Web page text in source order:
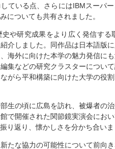
ている点、さらにはIBMスーパ
についても共有されました。
や研究成果をより広く発信す
介しました。同作品は日本語版
海外に向けた本学の魅力発信に
集などの研究クラスターについ
がら平和構築に向けた大学の役
生の頃に広島を訪れ、被爆者の
で開催された関節鏡実演会にお
り返り、懐かしさを分かち合いま
たな協力の可能性について前向